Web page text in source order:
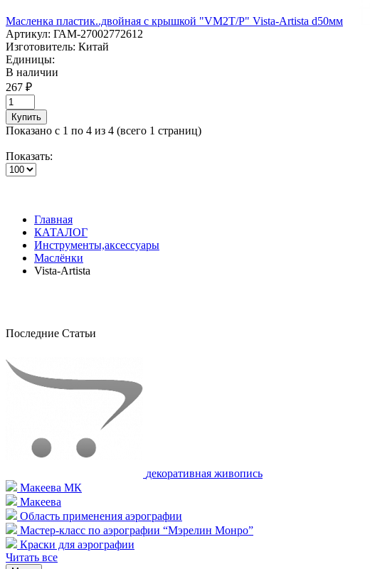
Масленка пластик..двойная с крышкой "VM2T/P" Vista-Artista d50мм
Артикул: ГАМ-27002772612
Изготовитель: Китай
Единицы:
В наличии
267 ₽
Купить
Показано с 1 по 4 из 4 (всего 1 страниц)
Показать:
Главная
КАТАЛОГ
Инструменты,аксессуары
Маслёнки
Vista-Artista
Последние Статьи
декоративная живопись
Макеева МК
Макеева
Область применения аэрографии
Мастер-класс по аэрографии “Мэрелин Монро”
Краски для аэрографии
Читать все